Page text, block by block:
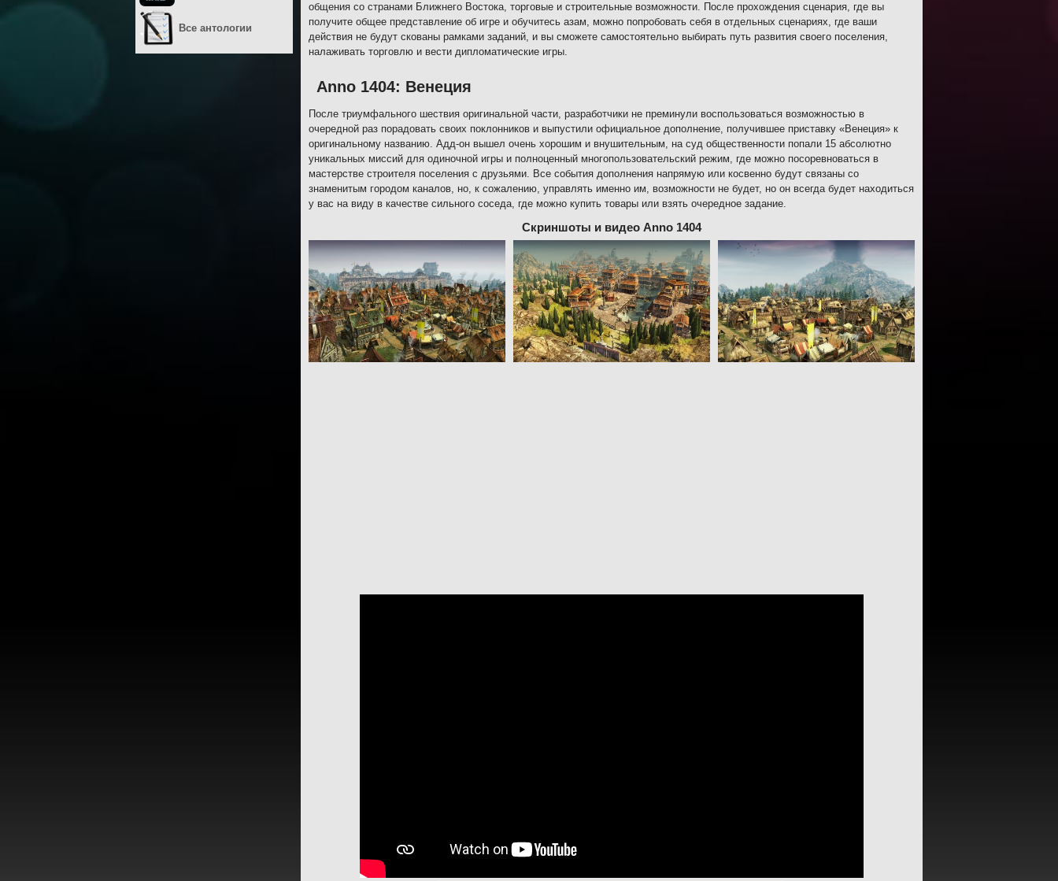
общения со странами Ближнего Востока, торговые и строительные возможности. После прохождения сценария, где вы
получите общее представление об игре и обучитесь азам, можно попробовать себя в отдельных сценариях, где ваши
действия не будут скованы рамками заданий, и вы сможете самостоятельно выбирать путь развития своего поселения,
налаживать торговлю и вести дипломатические игры.
Anno 1404: Венеция
После триумфального шествия оригинальной части, разработчики не преминули воспользоваться возможностью в
очередной раз порадовать своих поклонников и выпустили официальное дополнение, получившее приставку «Венеция» к
оригинальному названию. Адд-он вышел очень хорошим и внушительным, на суд общественности попали 15 абсолютно
уникальных миссий для одиночной игры и полноценный многопользовательский режим, где можно посоревноваться в
мастерстве строителя поселения с друзьями. Все события дополнения напрямую или косвенно будут связаны со
знаменитым городом каналов, но, к сожалению, управлять именно им, возможности не будет, но он всегда будет находиться
у вас на виду в качестве сильного соседа, где можно купить товары или взять очередное задание.
Скриншоты и видео Anno 1404
Все антологии